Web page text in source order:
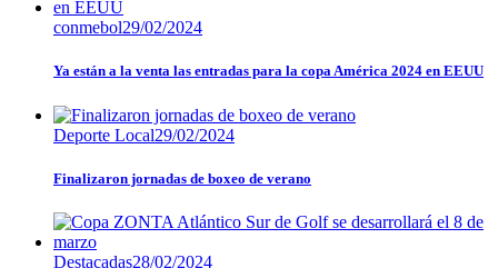
conmebol29/02/2024
Ya están a la venta las entradas para la copa América 2024 en EEUU
Deporte Local29/02/2024
Finalizaron jornadas de boxeo de verano
Destacadas28/02/2024